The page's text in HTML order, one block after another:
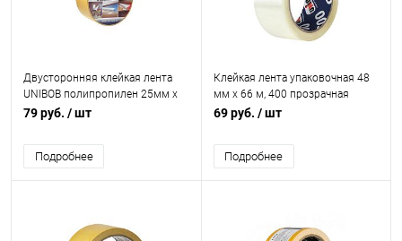
Двусторонняя клейкая лента
UNIBOB полипропилен 25мм х
10м
79 руб. / шт
Подробнее
Клейкая лента упаковочная 48
мм х 66 м, 400 прозрачная
UNIBOB
69 руб. / шт
Подробнее